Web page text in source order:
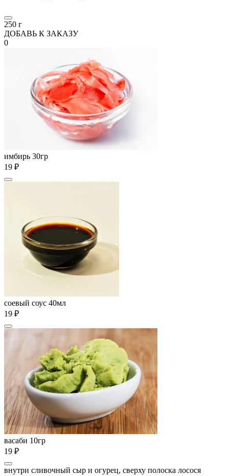
250 г
ДОБАВЬ К ЗАКАЗУ
0
имбирь 30гр
19 ₽
соевый соус 40мл
19 ₽
васаби 10гр
19 ₽
внутри сливочный сыр и огурец, сверху полоска лосося